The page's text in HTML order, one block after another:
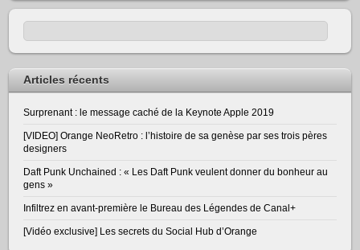
Articles récents
Surprenant : le message caché de la Keynote Apple 2019
[VIDEO] Orange NeoRetro : l’histoire de sa genèse par ses trois pères
designers
Daft Punk Unchained : « Les Daft Punk veulent donner du bonheur au
gens »
Infiltrez en avant-première le Bureau des Légendes de Canal+
[Vidéo exclusive] Les secrets du Social Hub d’Orange